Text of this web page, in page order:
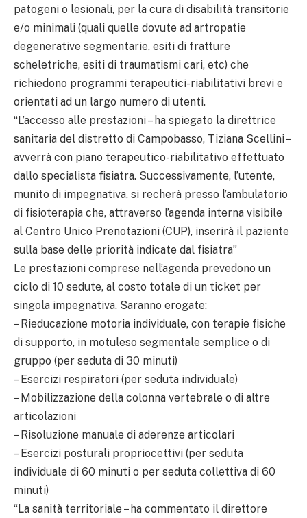
patogeni o lesionali, per la cura di disabilità transitorie
e/o minimali (quali quelle dovute ad artropatie
degenerative segmentarie, esiti di fratture
scheletriche, esiti di traumatismi cari, etc) che
richiedono programmi terapeutici-riabilitativi brevi e
orientati ad un largo numero di utenti.
“L’accesso alle prestazioni – ha spiegato la direttrice
sanitaria del distretto di Campobasso, Tiziana Scellini –
avverrà con piano terapeutico-riabilitativo effettuato
dallo specialista fisiatra. Successivamente, l’utente,
munito di impegnativa, si recherà presso l’ambulatorio
di fisioterapia che, attraverso l’agenda interna visibile
al Centro Unico Prenotazioni (CUP), inserirà il paziente
sulla base delle priorità indicate dal fisiatra”
Le prestazioni comprese nell’agenda prevedono un
ciclo di 10 sedute, al costo totale di un ticket per
singola impegnativa. Saranno erogate:
– Rieducazione motoria individuale, con terapie fisiche
di supporto, in motuleso segmentale semplice o di
gruppo (per seduta di 30 minuti)
– Esercizi respiratori (per seduta individuale)
– Mobilizzazione della colonna vertebrale o di altre
articolazioni
– Risoluzione manuale di aderenze articolari
– Esercizi posturali propriocettivi (per seduta
individuale di 60 minuti o per seduta collettiva di 60
minuti)
“La sanità territoriale – ha commentato il direttore